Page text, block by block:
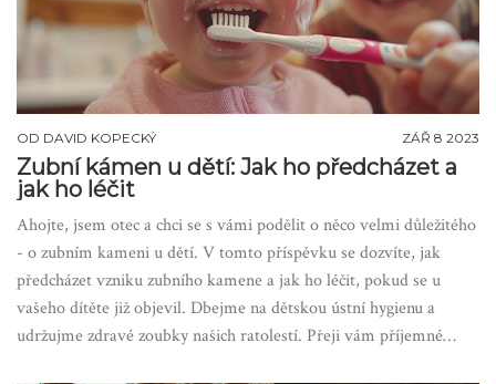
OD DAVID KOPECKÝ ZÁŘ 8 2023
Zubní kámen u dětí: Jak ho předcházet a
jak ho léčit
Ahojte, jsem otec a chci se s vámi podělit o něco velmi důležitého
- o zubním kameni u dětí. V tomto příspěvku se dozvíte, jak
předcházet vzniku zubního kamene a jak ho léčit, pokud se u
vašeho dítěte již objevil. Dbejme na dětskou ústní hygienu a
udržujme zdravé zoubky našich ratolestí. Přeji vám příjemné